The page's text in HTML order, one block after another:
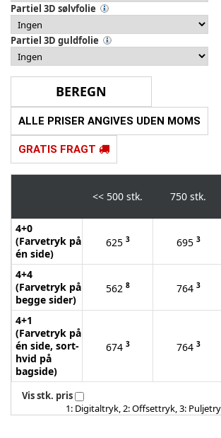
Partiel 3D sølvfolie
Partiel 3D guldfolie
ALLE PRISER ANGIVES UDEN MOMS
GRATIS FRAGT
<< 500 stk. 750 stk.
4+0
(Farvetryk på
én side)
625 3 695 3
4+4
(Farvetryk på
begge sider)
562 8 764 3
4+1
(Farvetryk på
én side, sort-
hvid på
bagside)
674 3 764 3
Vis stk. pris
1: Digitaltryk, 2: Offsettryk, 3: